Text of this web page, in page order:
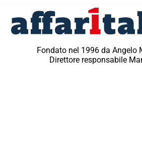
Fondato nel 1996 da Angelo
Direttore responsabile